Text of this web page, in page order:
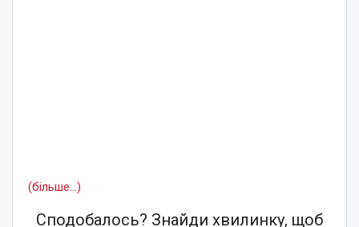
(більше…)
Сподобалось? Знайди хвилинку, щоб